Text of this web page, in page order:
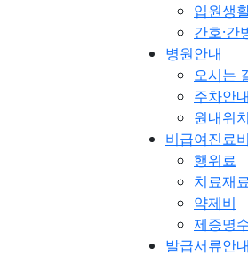
입원생
간호·간
병원안내
오시는
주차안내
원내위
비급여진료비
행위료
치료재
약제비
제증명
발급서류안내